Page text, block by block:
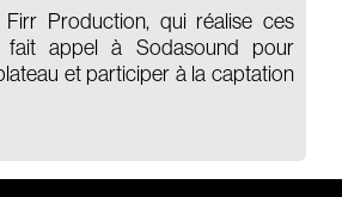
Production, qui réalise ces
fait appel à Sodasound pour
et participer à la captation